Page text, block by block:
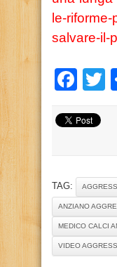
le-
salvare-il-
TAG:
ANZIANO
MEDICO CALCI
VIDEO